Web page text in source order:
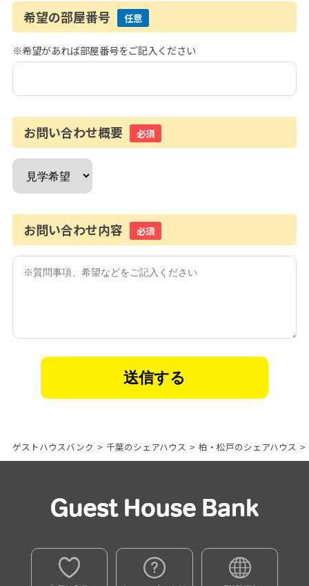
希望の部屋番号 任意
※希望があれば部屋番号をご記入ください
お問い合わせ概要 必須
お問い合わせ内容 必須
ゲストハウスバンク > 千葉のシェアハウス > 柏・松戸のシェアハウス >